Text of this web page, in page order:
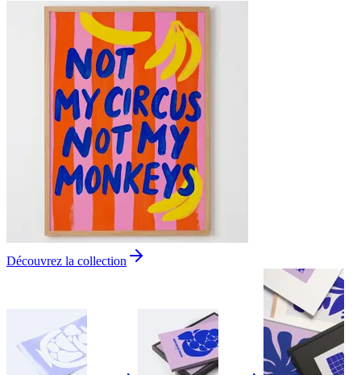
Découvrez la collection